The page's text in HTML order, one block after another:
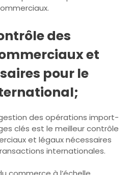
des
et
pour le
des opérations import-
clés est le meilleur contrôle
et légaux nécessaires
internationales.